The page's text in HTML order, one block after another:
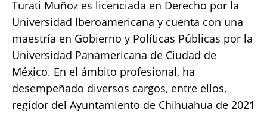
Turati Muñoz es licenciada en Derecho por la
Universidad Iberoamericana y cuenta con una
maestría en Gobierno y Políticas Públicas por la
Universidad Panamericana de Ciudad de
México. En el ámbito profesional, ha
desempeñado diversos cargos, entre ellos,
regidor del Ayuntamiento de Chihuahua de 2021